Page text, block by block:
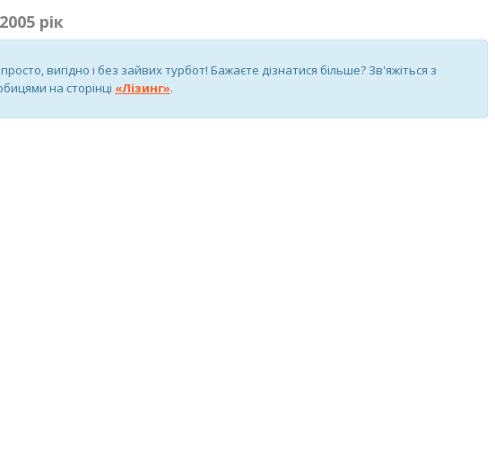
рік
вигідно і без зайвих турбот! Бажаєте дізнатися більше? Зв'яжіться з
на сторінці «Лізинг».